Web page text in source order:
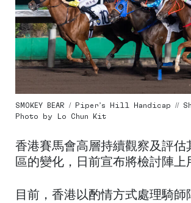
SMOKEY BEAR / Piper’s Hill Handicap //
Photo by Lo Chun Kit
香港賽馬會高層持續觀察及評估
區的變化，日前宣布將檢討陣上
目前，香港以酌情方式處理騎師